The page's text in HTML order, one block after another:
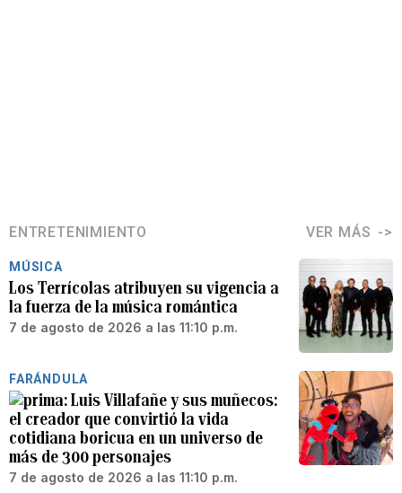
ENTRETENIMIENTO VER MÁS
MÚSICA
Los Terrícolas atribuyen su vigencia a
la fuerza de la música romántica
7 de agosto de 2026 a las 11:10 p.m.
FARÁNDULA
Luis Villafañe y sus muñecos:
el creador que convirtió la vida
cotidiana boricua en un universo de
más de 300 personajes
7 de agosto de 2026 a las 11:10 p.m.